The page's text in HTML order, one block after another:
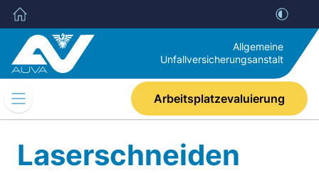
Allgemeine
Unfallversicherungsanstalt
Mobile
Navigation
Arbeitsplatzevaluierung
Laserschneiden